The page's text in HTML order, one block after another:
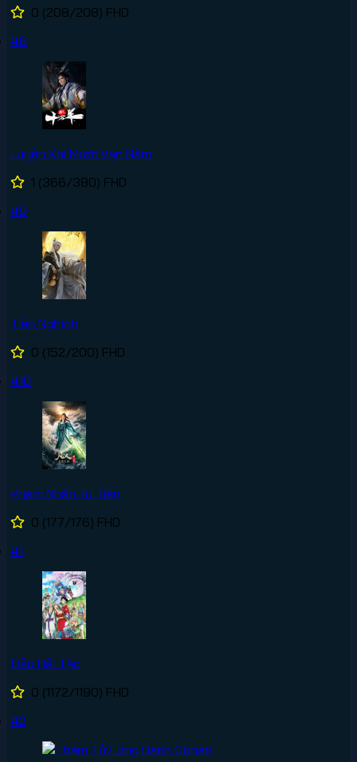
0 (208/208) FHD
#8
Luyện Khí Mười Vạn Năm
1 (366/380) FHD
#9
Tiên Nghịch
0 (152/200) FHD
#10
Phàm Nhân Tu Tiên
0 (177/176) FHD
#1
Đảo Hải Tặc
0 (1172/1190) FHD
#2